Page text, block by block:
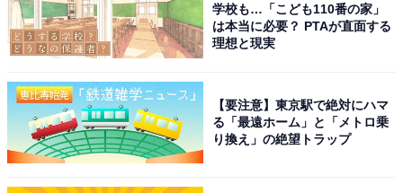
ソニー「HT-A8000」
学校も…「こども110番の家」
は本当に必要？ PTAが直面する
理想と現実
【要注意】東京駅で絶対にハマ
る「最遠ホーム」と「メトロ乗
り換え」の絶望トラップ